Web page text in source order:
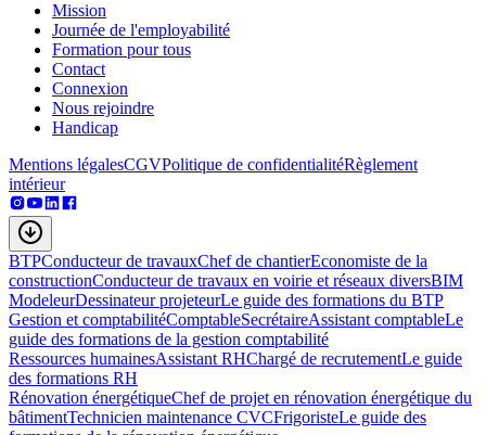
Mission
Journée de l'employabilité
Formation pour tous
Contact
Connexion
Nous rejoindre
Handicap
Mentions légalesCGVPolitique de confidentialitéRèglement
intérieur
BTPConducteur de travauxChef de chantierEconomiste de la
constructionConducteur de travaux en voirie et réseaux diversBIM
ModeleurDessinateur projeteurLe guide des formations du BTP
Gestion et comptabilitéComptableSecrétaireAssistant comptableLe
guide des formations de la gestion comptabilité
Ressources humainesAssistant RHChargé de recrutementLe guide
des formations RH
Rénovation énergétiqueChef de projet en rénovation énergétique du
bâtimentTechnicien maintenance CVCFrigoristeLe guide des